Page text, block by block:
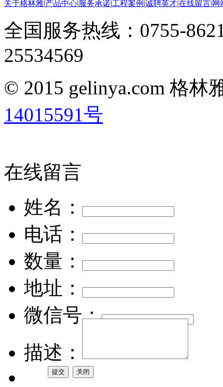
关于格林雅|产品中心|服务承诺|工程案例 |诚聘英才|在线留言|网
全国服务热线：0755-
25534569
© 2015 gelinya.com 格
14015591号
在线留言
姓名：
电话：
数量：
地址：
微信号：
描述：